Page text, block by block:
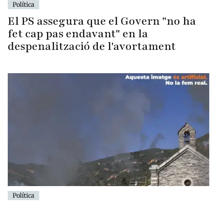
Política
El PS assegura que el Govern "no ha
fet cap pas endavant" en la
despenalització de l'avortament
Política